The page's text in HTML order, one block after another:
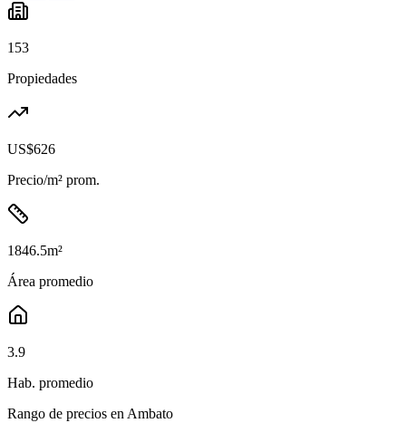
153
Propiedades
US$626
Precio/m² prom.
1846.5m²
Área promedio
3.9
Hab. promedio
Rango de precios en Ambato